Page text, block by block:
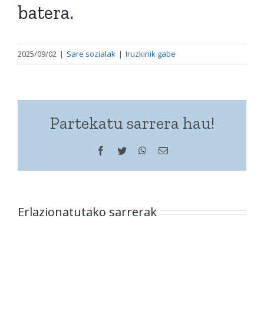
batera.
2025/09/02 | Sare sozialak | Iruzkinik gabe
Partekatu sarrera hau!
Facebook
Twitter WhatsApp
Helbide
Erlazionatutako sarrerak